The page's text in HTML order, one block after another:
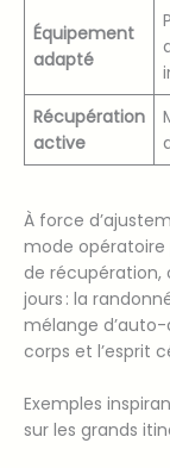
Équipement
adapté
Récupération
active
À force
mode
de récupération,
jours : la
mélange
corps et l’esprit
Exemples
sur les grands